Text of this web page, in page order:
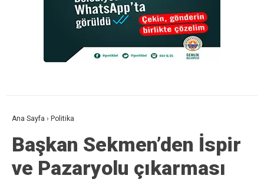
Ana Sayfa › Politika
Başkan Sekmen’den İspir
ve Pazaryolu çıkarması